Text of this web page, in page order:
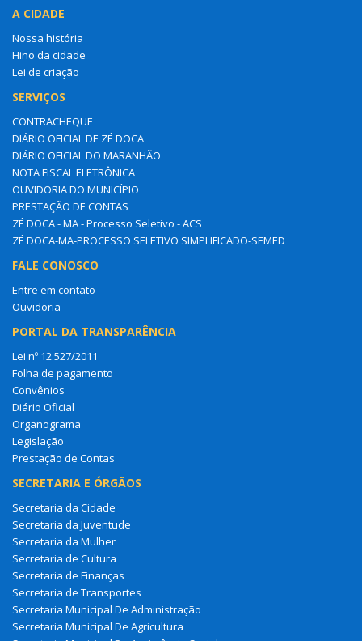
A CIDADE
Nossa história
Hino da cidade
Lei de criação
SERVIÇOS
CONTRACHEQUE
DIÁRIO OFICIAL DE ZÉ DOCA
DIÁRIO OFICIAL DO MARANHÃO
NOTA FISCAL ELETRÔNICA
OUVIDORIA DO MUNICÍPIO
PRESTAÇÃO DE CONTAS
ZÉ DOCA - MA - Processo Seletivo - ACS
ZÉ DOCA-MA-PROCESSO SELETIVO SIMPLIFICADO-SEMED
FALE CONOSCO
Entre em contato
Ouvidoria
PORTAL DA TRANSPARÊNCIA
Lei nº 12.527/2011
Folha de pagamento
Convênios
Diário Oficial
Organograma
Legislação
Prestação de Contas
SECRETARIA E ÓRGÃOS
Secretaria da Cidade
Secretaria da Juventude
Secretaria da Mulher
Secretaria de Cultura
Secretaria de Finanças
Secretaria de Transportes
Secretaria Municipal De Administração
Secretaria Municipal De Agricultura